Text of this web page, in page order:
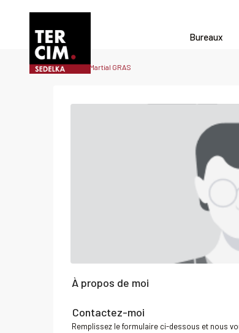
Bureaux
Accueil Martial GRAS
À propos de moi
Contactez-moi
Remplissez le formulaire ci-dessous et nous